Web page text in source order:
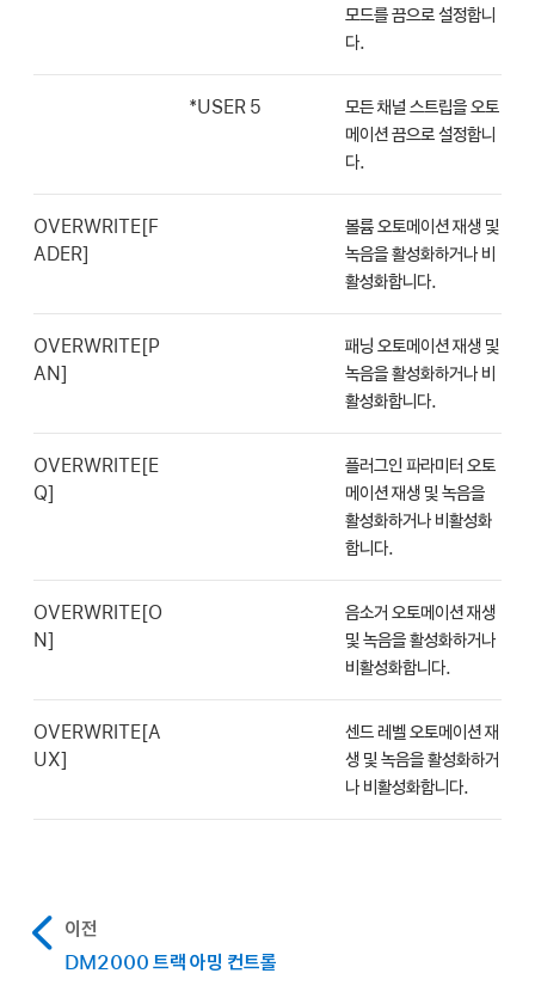
모드를 끔으로 설정합니
다.
*USER 5
모든 채널 스트립을 오토
메이션 끔으로 설정합니
다.
OVERWRITE[F
ADER]
볼륨 오토메이션 재생 및
녹음을 활성화하거나 비
활성화합니다.
OVERWRITE[P
AN]
패닝 오토메이션 재생 및
녹음을 활성화하거나 비
활성화합니다.
OVERWRITE[E
Q]
플러그인 파라미터 오토
메이션 재생 및 녹음을
활성화하거나 비활성화
합니다.
OVERWRITE[O
N]
음소거 오토메이션 재생
및 녹음을 활성화하거나
비활성화합니다.
OVERWRITE[A
UX]
센드 레벨 오토메이션 재
생 및 녹음을 활성화하거
나 비활성화합니다.
이전
DM2000 트랙 아밍 컨트롤